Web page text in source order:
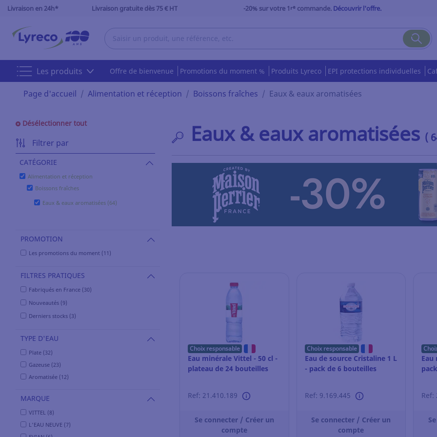
Livraison en 24h* Livraison gratuite dès 75 € HT -20% sur votre 1ʳᵉ commande. Découvrir l'offre.
Les produits Offre de bienvenue Promotions du moment % Produits Lyreco EPI protections individuelles
Page d'accueil Alimentation et réception Boissons fraîches Eaux & eaux aromatisées
Désélectionner tout
Filtrer par
CATÉGORIE
Alimentation et réception
Boissons fraîches
Eaux & eaux aromatisées (64)
PROMOTION
Les promotions du moment (11)
FILTRES PRATIQUES
Fabriqués en France (30)
Nouveautés (9)
Derniers stocks (3)
TYPE D'EAU
Plate (32)
Gazeuse (23)
Aromatisée (12)
MARQUE
VITTEL (8)
L'EAU NEUVE (7)
Eaux & eaux aromatisées (
Choix responsable
Eau minérale Vittel - 50 cl -
plateau de 24 bouteilles
Ref: 21.410.189
Se connecter / Créer un
compte
Choix responsable
Eau de source Cristaline 1 L
- pack de 6 bouteilles
Ref: 9.169.445
Se connecter / Créer un
compte
Eau
Ref: